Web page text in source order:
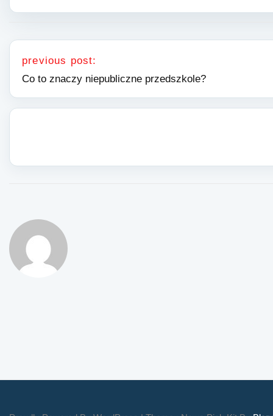
Nawigacja wpisu
previous post:
Co to znaczy niepubliczne przedszkole?